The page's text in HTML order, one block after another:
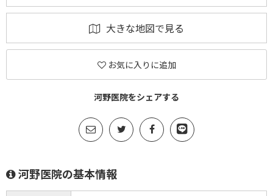
大きな地図で見る
お気に入りに追加
河野医院をシェアする
河野医院の基本情報